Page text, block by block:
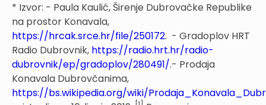
* Izvor: - Paula Kaulić, Širenje Dubrovačke Republike
na prostor Konavala,
https://hrcak.srce.hr/file/250172. - Gradoplov HRT
Radio Dubrovnik, https://radio.hrt.hr/radio-
dubrovnik/ep/gradoplov/280491/.- Prodaja
Konavala Dubrovčanima,
https://bs.wikipedia.org/wiki/